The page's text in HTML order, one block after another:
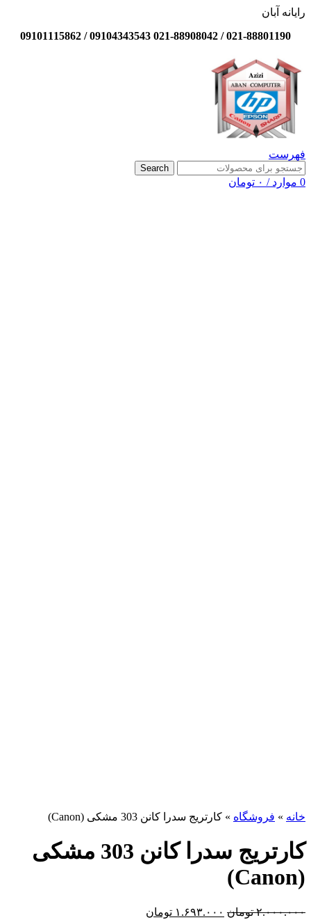
رایانه آبان
021-88801190 / 021-88908042 09104343543 / 09101115862
فهرست
Search
0 موارد / ۰ تومان
خانه » فروشگاه » کارتریج سدرا کانن 303 مشکی (Canon)
کارتریج سدرا کانن 303 مشکی
(Canon)
۲.۰۰۰.۰۰۰ تومان ۱.۶۹۳.۰۰۰ تومان